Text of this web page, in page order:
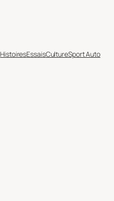
HistoiresEssaisCultureSport Auto